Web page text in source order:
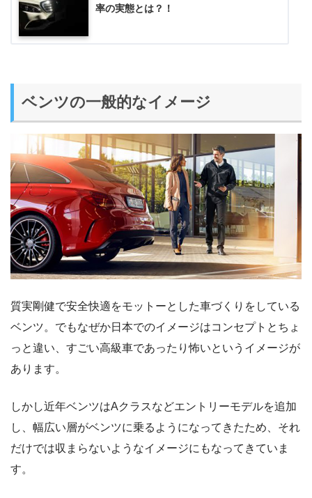
率の実態とは？！
ベンツの一般的なイメージ
質実剛健で安全快適をモットーとした車づくりをしている
ベンツ。でもなぜか日本でのイメージはコンセプトとちょ
っと違い、すごい高級車であったり怖いというイメージが
あります。
しかし近年ベンツはAクラスなどエントリーモデルを追加
し、幅広い層がベンツに乗るようになってきたため、それ
だけでは収まらないようなイメージにもなってきていま
す。